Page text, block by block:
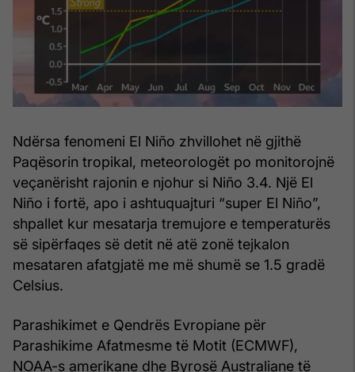
Ndërsa fenomeni El Niño zhvillohet në gjithë
Paqësorin tropikal, meteorologët po monitorojnë
veçanërisht rajonin e njohur si Niño 3.4. Një El
Niño i fortë, apo i ashtuquajturi “super El Niño”,
shpallet kur mesatarja tremujore e temperaturës
së sipërfaqes së detit në atë zonë tejkalon
mesataren afatgjatë me më shumë se 1.5 gradë
Celsius.
Parashikimet e Qendrës Evropiane për
Parashikime Afatmesme të Motit (ECMWF),
NOAA-s amerikane dhe Byrosë Australiane të